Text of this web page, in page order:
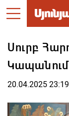
Սուրբ
Կապանում
20.04.2025 23:19